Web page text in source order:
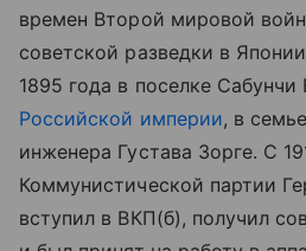
времен Второй мировой
советской разведки в
1895 года в поселке Сабунчи
Российской империи, в
инженера Густава Зорге. С
Коммунистической партии
вступил в ВКП(б), получил